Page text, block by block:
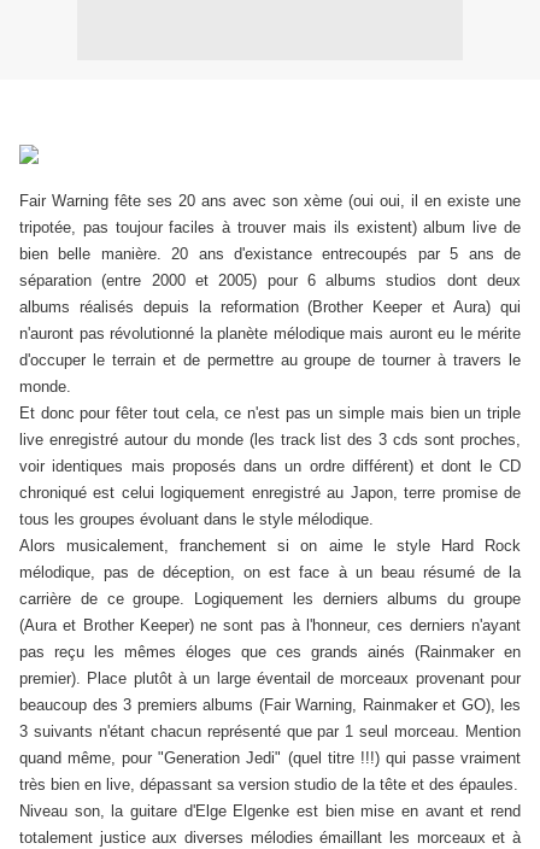
Fair Warning fête ses 20 ans avec son xème (oui oui, il en existe une
tripotée, pas toujour faciles à trouver mais ils existent) album live de
bien belle manière. 20 ans d'existance entrecoupés par 5 ans de
séparation (entre 2000 et 2005) pour 6 albums studios dont deux
albums réalisés depuis la reformation (Brother Keeper et Aura) qui
n'auront pas révolutionné la planète mélodique mais auront eu le mérite
d'occuper le terrain et de permettre au groupe de tourner à travers le
monde.
Et donc pour fêter tout cela, ce n'est pas un simple mais bien un triple
live enregistré autour du monde (les track list des 3 cds sont proches,
voir identiques mais proposés dans un ordre différent) et dont le CD
chroniqué est celui logiquement enregistré au Japon, terre promise de
tous les groupes évoluant dans le style mélodique.
Alors musicalement, franchement si on aime le style Hard Rock
mélodique, pas de déception, on est face à un beau résumé de la
carrière de ce groupe. Logiquement les derniers albums du groupe
(Aura et Brother Keeper) ne sont pas à l'honneur, ces derniers n'ayant
pas reçu les mêmes éloges que ces grands ainés (Rainmaker en
premier). Place plutôt à un large éventail de morceaux provenant pour
beaucoup des 3 premiers albums (Fair Warning, Rainmaker et GO), les
3 suivants n'étant chacun représenté que par 1 seul morceau. Mention
quand même, pour "Generation Jedi" (quel titre !!!) qui passe vraiment
très bien en live, dépassant sa version studio de la tête et des épaules.
Niveau son, la guitare d'Elge Elgenke est bien mise en avant et rend
totalement justice aux diverses mélodies émaillant les morceaux et à